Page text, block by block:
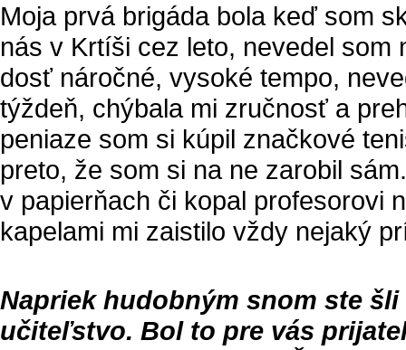
Moja prvá brigáda bola keď som
nás v Krtíši cez leto, nevedel
dosť náročné, vysoké tempo,
týždeň, chýbala mi zručnosť a
peniaze som si kúpil značkové
preto, že som si na ne zarobil
v papierňach či kopal profesorovi
kapelami mi zaistilo vždy nejaký
Napriek hudobným snom ste
učiteľstvo. Bol to pre vás